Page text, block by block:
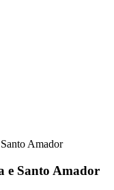
Amador
e Santo Amador